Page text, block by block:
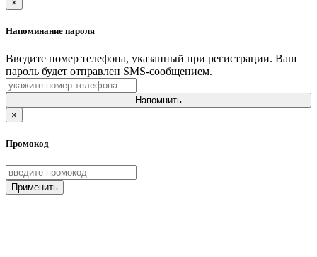
×
Напоминание пароля
Введите номер телефона, указанный при регистрации. Ваш
пароль будет отправлен SMS-сообщением.
Напомнить
×
Промокод
Применить